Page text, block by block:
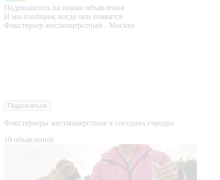
Подпишитесь на новые объявления
И мы сообщим, когда они появятся
Фокстерьер жесткошерстный - Москва
Подписаться
Фокстерьеры жесткошерстные в соседних городах
10 объявлений